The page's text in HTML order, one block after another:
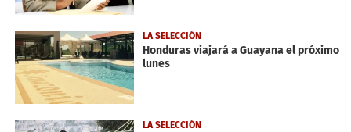
LA SELECCIÓN
Honduras viajará a Guayana el próximo
lunes
LA SELECCIÓN